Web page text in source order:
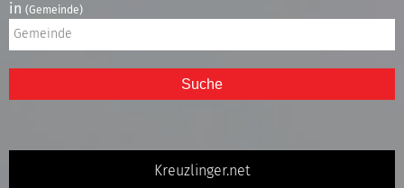
in (Gemeinde)
Suche
Kreuzlinger.net